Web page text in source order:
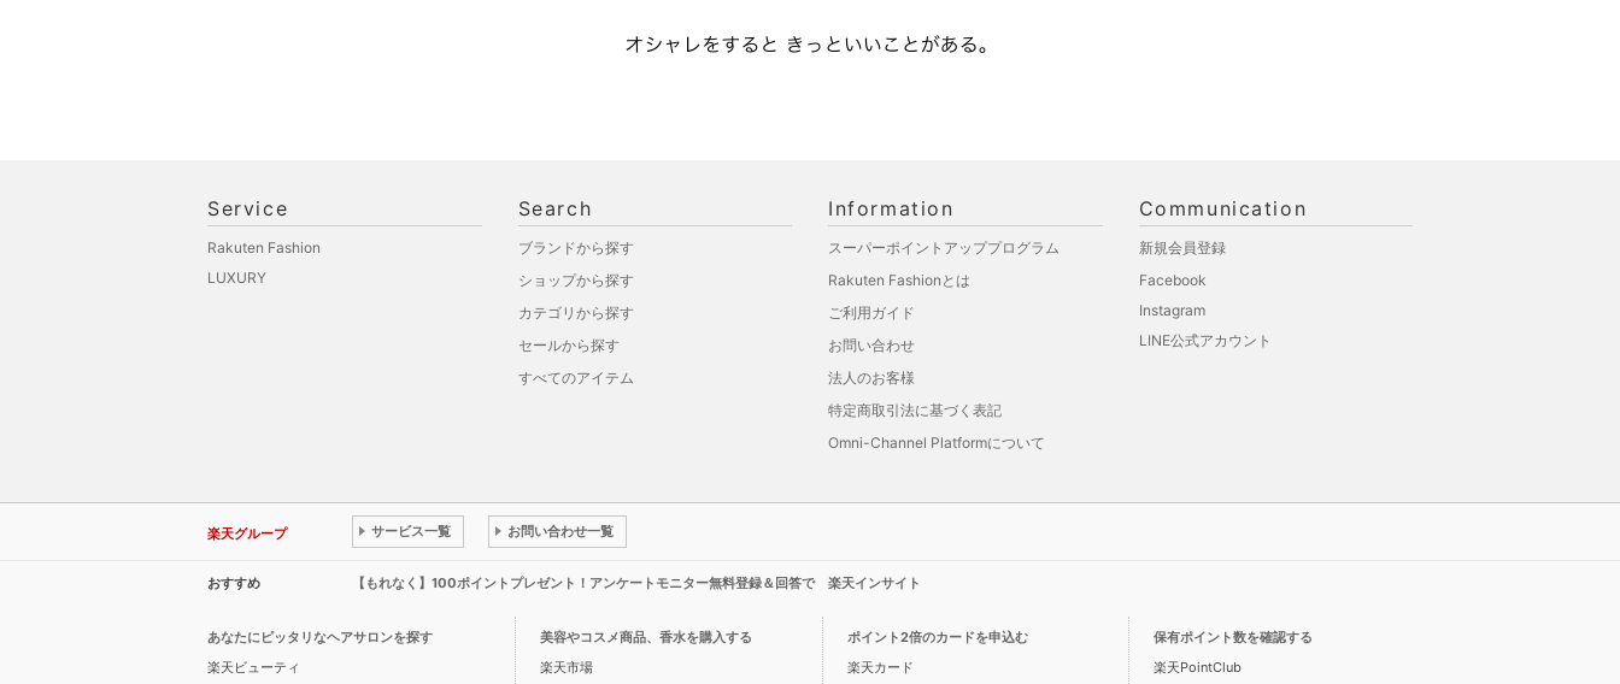
Service
Rakuten Fashion
LUXURY
Search
ブランドから探す
ショップから探す
カテゴリから探す
セールから探す
すべてのアイテム
Information
スーパーポイントアッププログラム
Rakuten Fashionとは
ご利用ガイド
お問い合わせ
法人のお客様
特定商取引法に基づく表記
Omni-Channel Platformについて
Communication
新規会員登録
Facebook
Instagram
LINE公式アカウント
楽天グループ サービス一覧 お問い合わせ一覧
おすすめ 【もれなく】100ポイントプレゼント！アンケートモニター無料登録＆回答で 楽天インサイト
あなたにピッタリなヘアサロンを探す
楽天ビューティ
美容やコスメ商品、香水を購入する
楽天市場
ポイント2倍のカードを申込む
楽天カード
保有ポイント数を確認する
楽天PointClub